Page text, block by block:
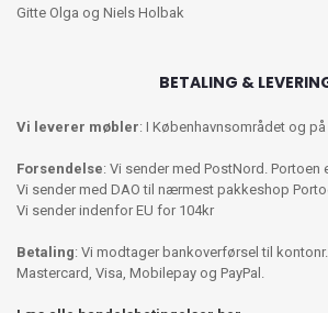
Gitte Olga og Niels Holbak
BETALING &
Vi leverer møbler: I Københavnsområdet og
Forsendelse: Vi sender med PostNord. Portoen
Vi sender med DAO til nærmest pakkeshop
Vi sender indenfor EU for 104kr
Betaling: Vi modtager bankoverførsel til kontonr.
Mastercard, Visa, Mobilepay og PayPal.